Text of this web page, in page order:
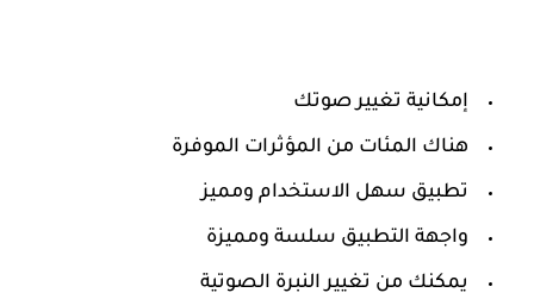
إمكانية تغيير صوتك
هناك المئات من المؤثرات الموفرة
تطبيق سهل الاستخدام ومميز
واجهة التطبيق سلسة ومميزة
يمكنك من تغيير النبرة الصوتية